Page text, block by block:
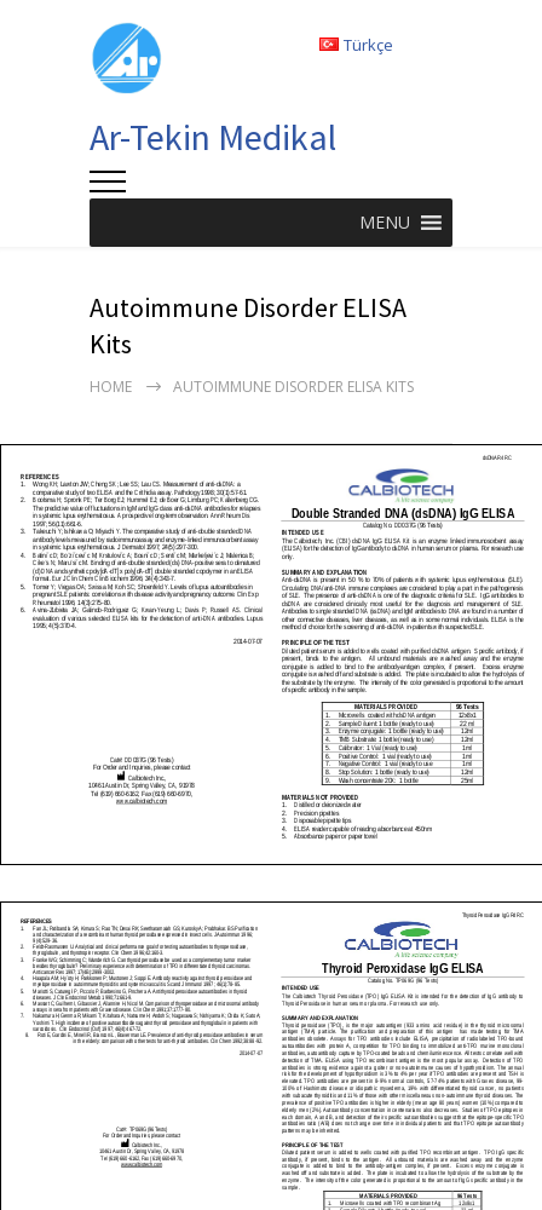
Ar-Tekin Medikal
Türkçe
MENU
Autoimmune Disorder ELISA
Kits
HOME AUTOIMMUNE DISORDER ELISA KITS